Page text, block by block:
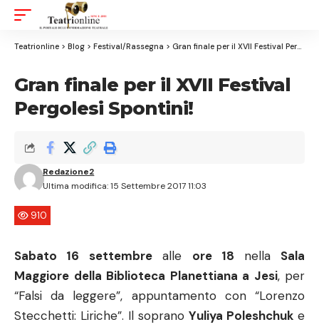
Resizer
Teatrionline > Blog > Festival/Rassegna > Gran finale per il XVII Festival Pergolesi Spontini!
Gran finale per il XVII Festival
Pergolesi Spontini!
Ultima modifica: 15 Settembre 2017 11:03
Redazione2
910
Sabato 16 settembrealle ore 18 nella Sala
Maggiore della Biblioteca Planettiana a Jesi, per
“Falsi da leggere”, appuntamento con “Lorenzo
Stecchetti: Liriche”. Il soprano Yuliya Poleshchuk e